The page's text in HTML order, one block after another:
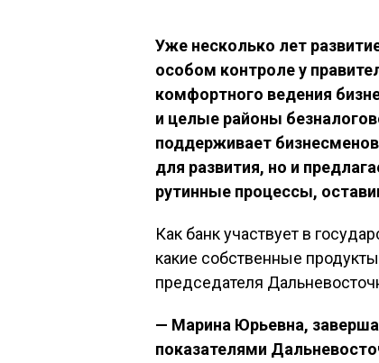
Уже несколько лет
особом контроле у
комфортного ведения
и целые районы
поддерживает
для развития, но и
рутинные процессы,
Как банк участвует в
какие собственные
председателя
— Марина Юрьевна,
показателями